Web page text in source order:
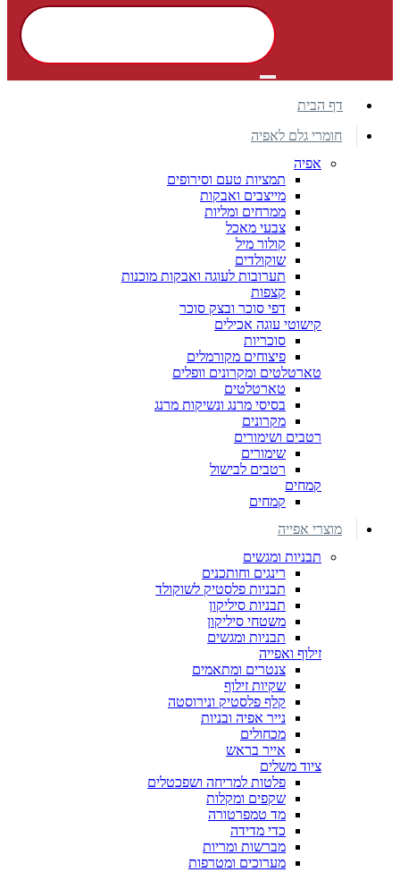
דף הבית
חומרי גלם לאפיה
אפיה
תמציות טעם וסירופים
מייצבים ואבקות
ממרחים ומליות
צבעי מאכל
קולור מיל
שוקולדים
תערובות לעוגה ואבקות מוכנות
קצפות
דפי סוכר ובצק סוכר
קישוטי עוגה אכילים
סוכריות
פיצוחים מקורמלים
טארטלטים ומקרונים וופלים
טארטלטים
בסיסי מרנג ונשיקות מרנג
מקרונים
רטבים ושימורים
שימורים
רטבים לבישול
קמחים
קמחים
מוצרי אפייה
תבניות ומגשים
רינגים וחותכנים
תבניות פלסטיק לשוקולד
תבניות סיליקון
משטחי סיליקון
תבניות ומגשים
זילוף ואפייה
צנטרים ומתאמים
שקיות זילוף
קלף פלסטיק ונירוסטה
נייר אפיה ובניות
מכחולים
אייר בראש
ציוד משלים
פלטות למריחה ושפכטלים
שקפים ומקלות
מד טמפרטורה
כדי מדידה
מברשות ומריות
מערוכים ומטרפות